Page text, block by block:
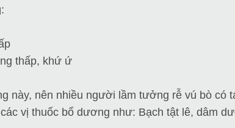
thấp, khứ ứ
này, nên nhiều người lầm tưởng rễ vú bò có
vị thuốc bổ dương như: Bạch tật lê, dâm